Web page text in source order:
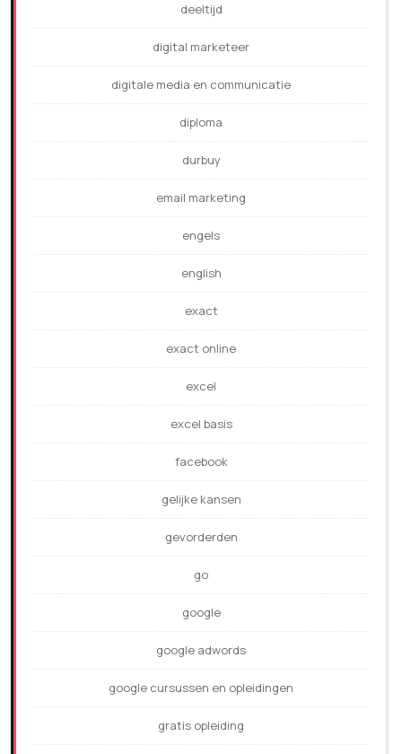
deeltijd
digital marketeer
digitale media en communicatie
diploma
durbuy
email marketing
engels
english
exact
exact online
excel
excel basis
facebook
gelijke kansen
gevorderden
go
google
google adwords
google cursussen en opleidingen
gratis opleiding